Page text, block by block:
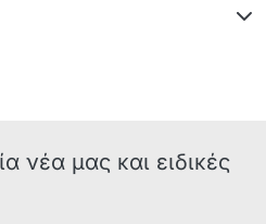
νέα μας και ειδικές